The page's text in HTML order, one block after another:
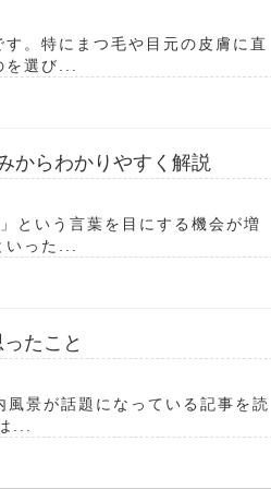
。特にまつ毛や目元の皮膚に直
選び...
からわかりやすく解説
という言葉を目にする機会が増
った...
たこと
景が話題になっている記事を読
...